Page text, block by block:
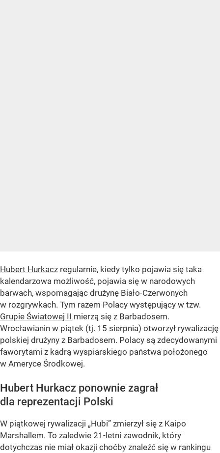
Hubert Hurkacz regularnie, kiedy tylko pojawia się taka
kalendarzowa możliwość, pojawia się w narodowych
barwach, wspomagając drużynę Biało-Czerwonych
w rozgrywkach. Tym razem Polacy występujący w tzw.
Grupie Światowej II mierzą się z Barbadosem.
Wrocławianin w piątek (tj. 15 sierpnia) otworzył rywalizację
polskiej drużyny z Barbadosem. Polacy są zdecydowanymi
faworytami z kadrą wyspiarskiego państwa położonego
w Ameryce Środkowej.
Hubert Hurkacz ponownie zagrał
dla reprezentacji Polski
W piątkowej rywalizacji „Hubi” zmierzył się z Kaipo
Marshallem. To zaledwie 21-letni zawodnik, który
dotychczas nie miał okazji choćby znaleźć się w rankingu